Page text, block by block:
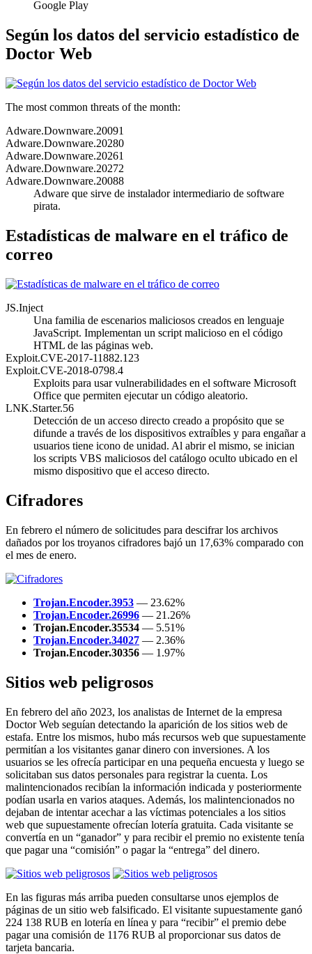
Google Play
Según los datos del servicio estadístico de
Doctor Web
The most common threats of the month:
Adware.Downware.20091
Adware.Downware.20280
Adware.Downware.20261
Adware.Downware.20272
Adware.Downware.20088
Adware que sirve de instalador intermediario de software
pirata.
Estadísticas de malware en el tráfico de
correo
JS.Inject
Una familia de escenarios maliciosos creados en lenguaje
JavaScript. Implementan un script malicioso en el código
HTML de las páginas web.
Exploit.CVE-2017-11882.123
Exploit.CVE-2018-0798.4
Exploits para usar vulnerabilidades en el software Microsoft
Office que permiten ejecutar un código aleatorio.
LNK.Starter.56
Detección de un acceso directo creado a propósito que se
difunde a través de los dispositivos extraíbles y para engañar a
usuarios tiene icono de unidad. Al abrir el mismo, se inician
los scripts VBS maliciosos del catálogo oculto ubicado en el
mismo dispositivo que el acceso directo.
Cifradores
En febrero el número de solicitudes para descifrar los archivos
dañados por los troyanos cifradores bajó un 17,63% comparado con
el mes de enero.
Trojan.Encoder.3953 — 23.62%
Trojan.Encoder.26996 — 21.26%
Trojan.Encoder.35534 — 5.51%
Trojan.Encoder.34027 — 2.36%
Trojan.Encoder.30356 — 1.97%
Sitios web peligrosos
En febrero del año 2023, los analistas de Internet de la empresa
Doctor Web seguían detectando la aparición de los sitios web de
estafa. Entre los mismos, hubo más recursos web que supuestamente
permitían a los visitantes ganar dinero con inversiones. A los
usuarios se les ofrecía participar en una pequeña encuesta y luego se
solicitaban sus datos personales para registrar la cuenta. Los
malintencionados recibían la información indicada y posteriormente
podían usarla en varios ataques. Además, los malintencionados no
dejaban de intentar acechar a las víctimas potenciales a los sitios
web que supuestamente ofrecían lotería gratuita. Cada visitante se
convertía en un “ganador” y para recibir el premio no existente tenía
que pagar una “comisión” o pagar la “entrega” del dinero.
En las figuras más arriba pueden consultarse unos ejemplos de
páginas de un sitio web falsificado. El visitante supuestamente ganó
224 138 RUB en lotería en línea y para “recibir” el premio debe
pagar una comisión de 1176 RUB al proporcionar sus datos de
tarjeta bancaria.